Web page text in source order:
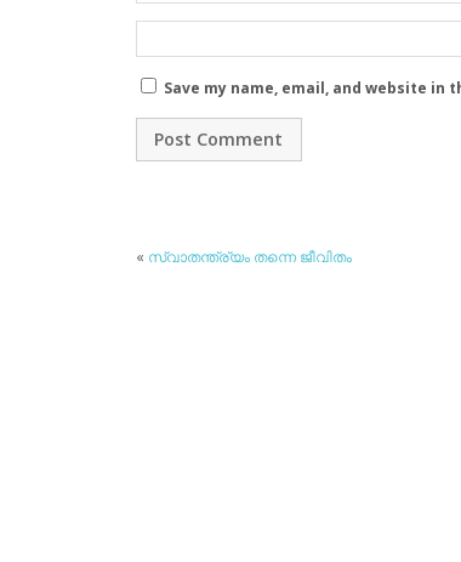
Save my name, email, and website
« സ്വാതന്ത്ര്യം തന്നെ ജീവിതം